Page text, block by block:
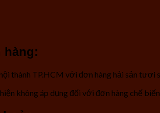
hàng:
thành TP.HCM với đơn hàng hải sản
không áp dụng đối với đơn hàng chế